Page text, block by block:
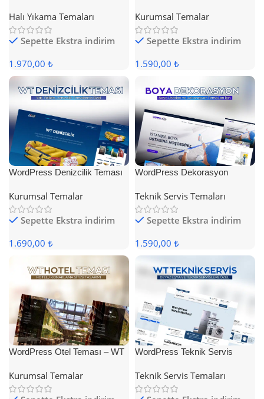
Halı Yıkama Temaları
Sepette Ekstra indirim
1.970,00 ₺
Kurumsal Temalar
Sepette Ekstra indirim
1.590,00 ₺
WordPress Denizcilik Teması
Kurumsal Temalar
Sepette Ekstra indirim
1.690,00 ₺
WordPress Dekorasyon
Teknik Servis Temaları
Sepette Ekstra indirim
1.590,00 ₺
WordPress Otel Teması – WT
Kurumsal Temalar
WordPress Teknik Servis
Teknik Servis Temaları